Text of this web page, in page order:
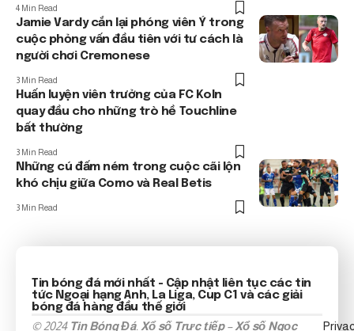
4 Min Read
Jamie Vardy cắn lại phóng viên Ý trong
cuộc phỏng vấn đầu tiên với tư cách là
người chơi Cremonese
3 Min Read
Huấn luyện viên trưởng của FC Koln
quay đầu cho những trò hề Touchline
bất thường
3 Min Read
Những cú đấm ném trong cuộc cãi lộn
khó chịu giữa Como và Real Betis
3 Min Read
Tin bóng đá mới nhất - Cập nhật liên tục các tin
tức Ngoại hạng Anh, La Liga, Cup C1 và các giải
bóng đá hàng đầu thế giới
© 2024 Tin Bóng Đá. Xổ số Trực tiếp–Xổ số Ngọc